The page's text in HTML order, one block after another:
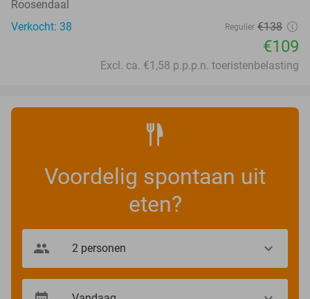
Roosendaal
Verkocht: 38
Regulier €138
€109
Excl. ca. €1,58 p.p.p.n. toeristenbelasting
Voordelig spontaan uit
eten?